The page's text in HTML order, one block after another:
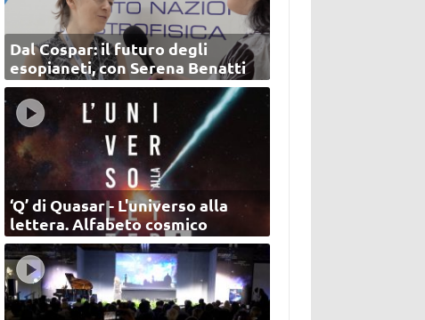
Dal Cospar: il futuro degli
esopianeti, con Serena Benatti
‘Q’ di Quasar - L'universo alla
lettera. Alfabeto cosmico